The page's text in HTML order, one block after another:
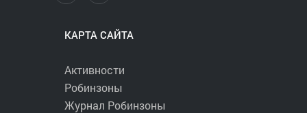
КАРТА САЙТА
Активности
Робинзоны
Журнал Робинзоны